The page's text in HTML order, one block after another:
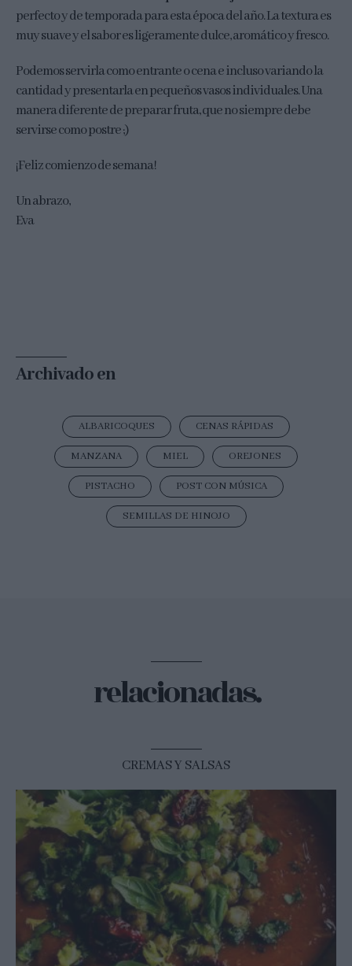
perfecto y de temporada para esta época del año. La textura es
muy suave y el sabor es ligeramente dulce, aromático y fresco.
Podemos servirla como entrante o cena e incluso variando la
cantidad y presentarla en pequeños vasos individuales. Una
manera diferente de preparar fruta, que no siempre debe
servirse como postre ;)
¡Feliz comienzo de semana!
Un abrazo,
Eva
Archivado en
ALBARICOQUES CENAS RÁPIDAS
MANZANA MIEL OREJONES
PISTACHO POST CON MÚSICA
SEMILLAS DE HINOJO
relacionadas.
CREMAS Y SALSAS